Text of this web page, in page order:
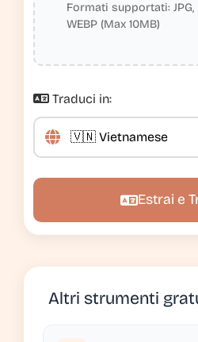
Formati supportati: JPG,
WEBP (Max 10MB)
Traduci in:
Estrai e
Altri strumenti